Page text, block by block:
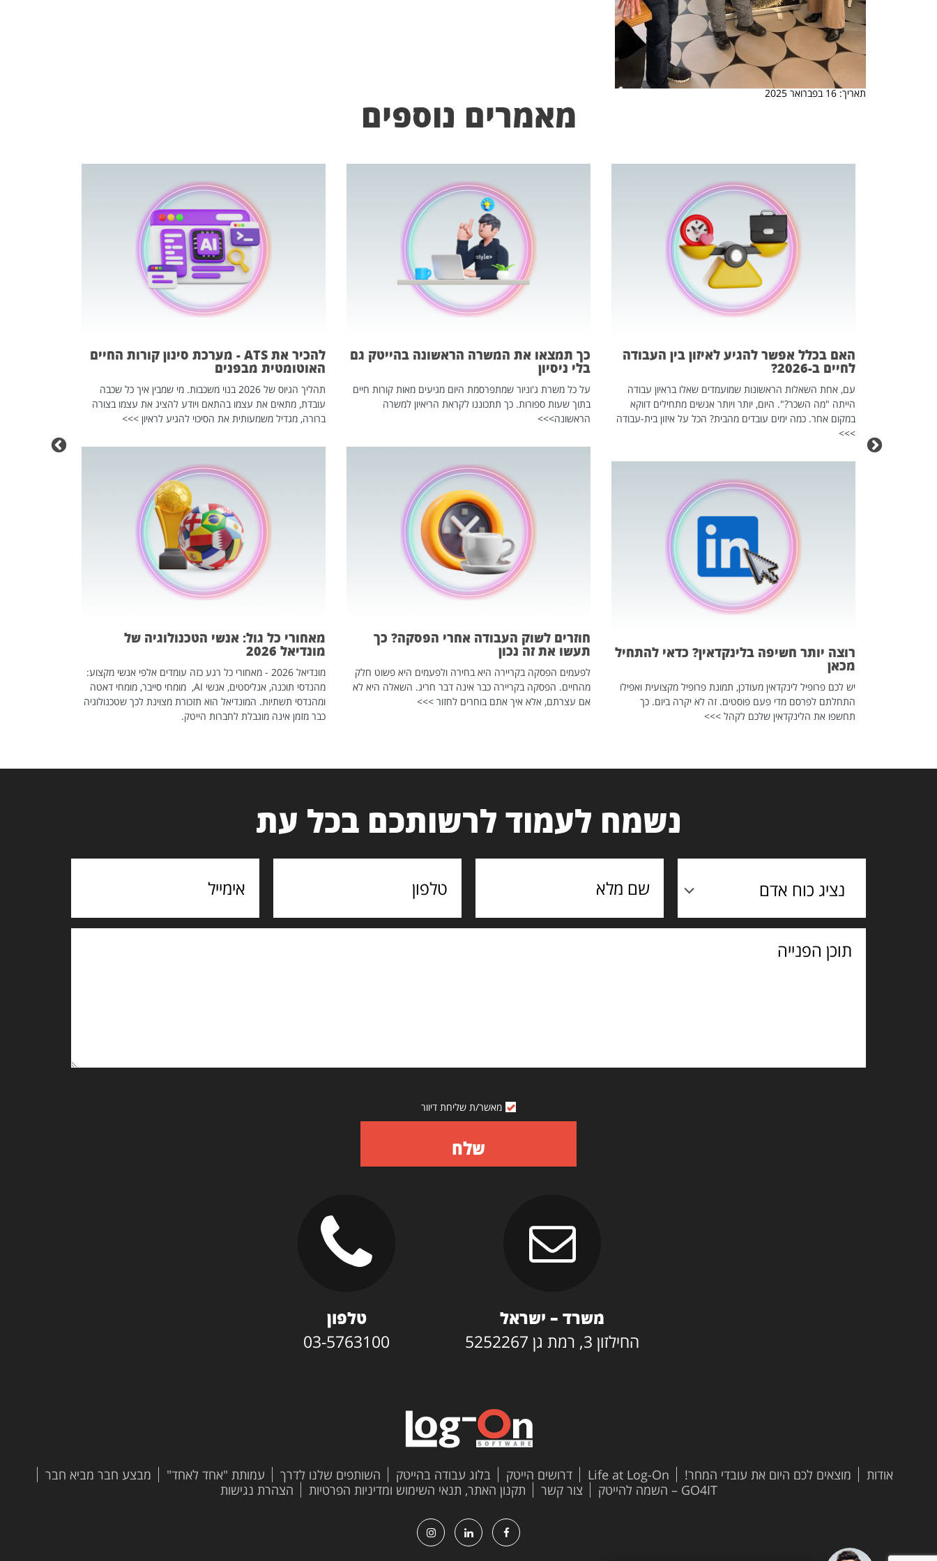
תאריך: 16 בפברואר 2025
מאמרים נוספים
האם בכלל אפשר להגיע לאיזון בין העבודה
לחיים ב-2026?
עם, אחת השאלות הראשונות שמועמדים שאלו בראיון עבודה
הייתה "מה השכר?". היום, יותר ויותר אנשים מתחילים דווקא
במקום אחר. כמה ימים עובדים מהבית? הכל על איזון בית-עבודה
>>>
רוצה יותר חשיפה בלינקדאין? כדאי להתחיל
מכאן
יש לכם פרופיל לינקדאין מעודכן, תמונת פרופיל מקצועית ואפילו
התחלתם לפרסם מדי פעם פוסטים. זה לא יקרה ביום. כך
תחשפו את הלינקדאין שלכם לקהל >>>
כך תמצאו את המשרה הראשונה בהייטק גם
בלי ניסיון
על כל משרת ג'וניור שמתפרסמת היום מגיעים מאות קורות חיים
בתוך שעות ספורות. כך תתכוננו לקראת הריאיון למשרה
הראשונה>>>
חוזרים לשוק העבודה אחרי הפסקה? כך
תעשו את זה נכון
לפעמים הפסקה בקריירה היא בחירה ולפעמים היא פשוט חלק
מהחיים. הפסקה בקריירה כבר אינה דבר חריג. השאלה היא לא
אם עצרתם, אלא איך אתם בוחרים לחזור >>>
להכיר את ATS - מערכת סינון קורות החיים
האוטומטית מבפנים
תהליך הגיוס של 2026 בנוי משכבות. מי שמבין איך כל שכבה
עובדת, מתאים את עצמו בהתאם ויודע להציג את עצמו בצורה
ברורה, מגדיל משמעותית את הסיכוי להגיע לראיון >>>
מאחורי כל גול: אנשי הטכנולוגיה של
מונדיאל 2026
מונדיאל 2026 - מאחורי כל רגע כזה עומדים אלפי אנשי מקצוע:
מהנדסי תוכנה, אנליסטים, אנשי AI, מומחי סייבר, מומחי דאטה
ומהנדסי תשתיות. המונדיאל הוא תזכורת מצוינת לכך שטכנולוגיה
כבר מזמן אינה מוגבלת לחברות הייטק.
נשמח לעמוד לרשותכם בכל עת
נציג כוח אדם
תוכן
מאשר/ת שליחת דיוור
שלח
משרד – ישראל
החילזון 3, רמת גן 5252267
טלפון
03-5763100
אודות מוצאים לכם היום את עובדי המחר! Life at Log-On דרושים הייטק בלוג עבודה בהייטק השותפים שלנו לדרך עמותת "אחד לאחד"
מבצע חבר מביא חבר
GO4IT – השמה להייטק
צור קשר תקנון האתר, תנאי השימוש ומדיניות הפרטיות הצהרת נגישות